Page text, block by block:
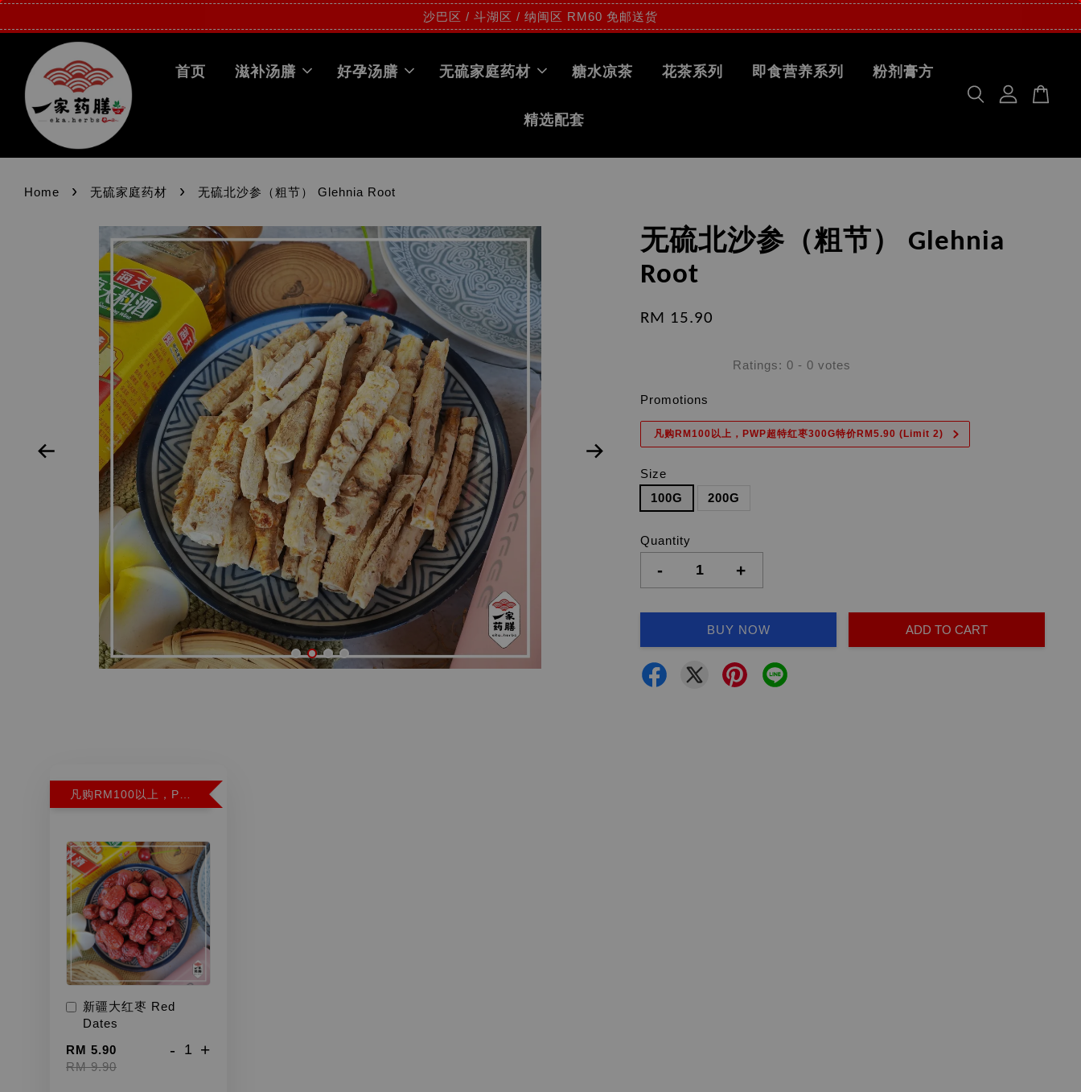
沙巴区 / 斗湖区 / 纳闽区 RM60 免邮送货
首页 滋补汤膳 好孕汤膳 无硫家庭药材 糖水凉茶 花茶系列 即食营养系列 粉剂膏方
精选配套
Home › 无硫家庭药材 › 无硫北沙参（粗节） Glehnia Root
无硫北沙参（粗节） Glehnia
Root
RM 15.90
Ratings:0 -0 votes
Promotions
凡购RM100以上，PWP超特红枣300G特价RM5.90 (Limit 2)
Size
100G
200G
Quantity
- +
BUY NOW ADD TO CART
新疆大红枣 Red
Dates
RM 5.90
RM 9.90
- +